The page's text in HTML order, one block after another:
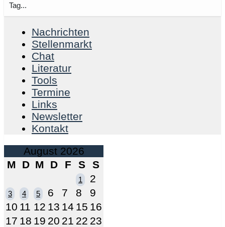
Tag...
Nachrichten
Stellenmarkt
Chat
Literatur
Tools
Termine
Links
Newsletter
Kontakt
August 2026
M
D M D F S S
1 2
3 4 5 6 7 8
9
10 11 12 13 14 15 16
17 18 19 20 21 22 23